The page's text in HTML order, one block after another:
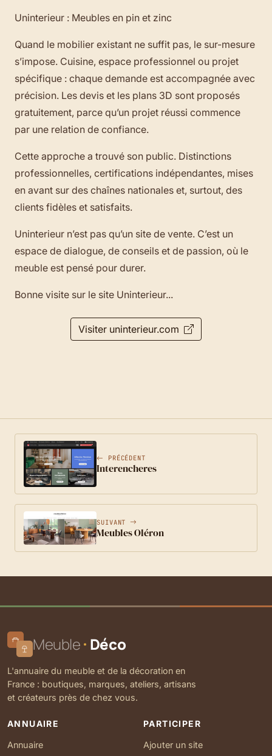
Uninterieur : Meubles en pin et zinc
Quand le mobilier existant ne suffit pas, le sur-mesure
s’impose. Cuisine, espace professionnel ou projet
spécifique : chaque demande est accompagnée avec
précision. Les devis et les plans 3D sont proposés
gratuitement, parce qu’un projet réussi commence
par une relation de confiance.
Cette approche a trouvé son public. Distinctions
professionnelles, certifications indépendantes, mises
en avant sur des chaînes nationales et, surtout, des
clients fidèles et satisfaits.
Uninterieur n’est pas qu’un site de vente. C’est un
espace de dialogue, de conseils et de passion, où le
meuble est pensé pour durer.
Bonne visite sur le site Uninterieur...
Visiter uninterieur.com
PRÉCÉDENT
Interencheres
SUIVANT
Meubles Oléron
Meuble Déco
L'annuaire du meuble et de la décoration en
France : boutiques, marques, ateliers, artisans
et créateurs près de chez vous.
ANNUAIRE
Annuaire
PARTICIPER
Ajouter un site